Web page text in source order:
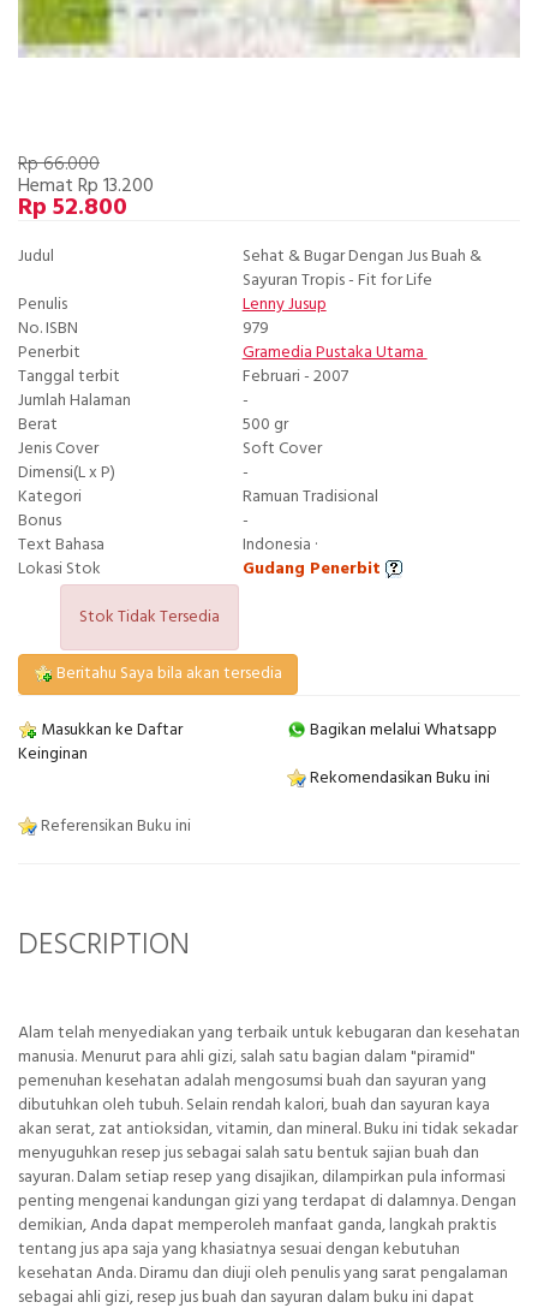
Rp 66.000
Hemat Rp 13.200
Rp 52.800
Judul
Sehat & Bugar Dengan Jus Buah &
Sayuran Tropis - Fit for Life
Penulis
Lenny Jusup
No. ISBN
979
Penerbit
Gramedia Pustaka Utama
Tanggal terbit
Februari - 2007
Jumlah Halaman
-
Berat
500 gr
Jenis Cover
Soft Cover
Dimensi(L x P)
-
Kategori
Ramuan Tradisional
Bonus
-
Text Bahasa
Indonesia ·
Lokasi Stok
Gudang Penerbit
Stok Tidak Tersedia
Beritahu Saya bila akan tersedia
Masukkan ke Daftar
Keinginan
Bagikan melalui Whatsapp
Rekomendasikan Buku ini
Referensikan Buku ini
DESCRIPTION
Alam telah menyediakan yang terbaik untuk kebugaran dan kesehatan
manusia. Menurut para ahli gizi, salah satu bagian dalam "piramid"
pemenuhan kesehatan adalah mengosumsi buah dan sayuran yang
dibutuhkan oleh tubuh. Selain rendah kalori, buah dan sayuran kaya
akan serat, zat antioksidan, vitamin, dan mineral. Buku ini tidak sekadar
menyuguhkan resep jus sebagai salah satu bentuk sajian buah dan
sayuran. Dalam setiap resep yang disajikan, dilampirkan pula informasi
penting mengenai kandungan gizi yang terdapat di dalamnya. Dengan
demikian, Anda dapat memperoleh manfaat ganda, langkah praktis
tentang jus apa saja yang khasiatnya sesuai dengan kebutuhan
kesehatan Anda. Diramu dan diuji oleh penulis yang sarat pengalaman
sebagai ahli gizi, resep jus buah dan sayuran dalam buku ini dapat